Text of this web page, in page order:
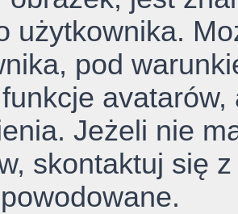
użytkownika.
pod
funkcje
Jeżeli nie
skontaktuj się